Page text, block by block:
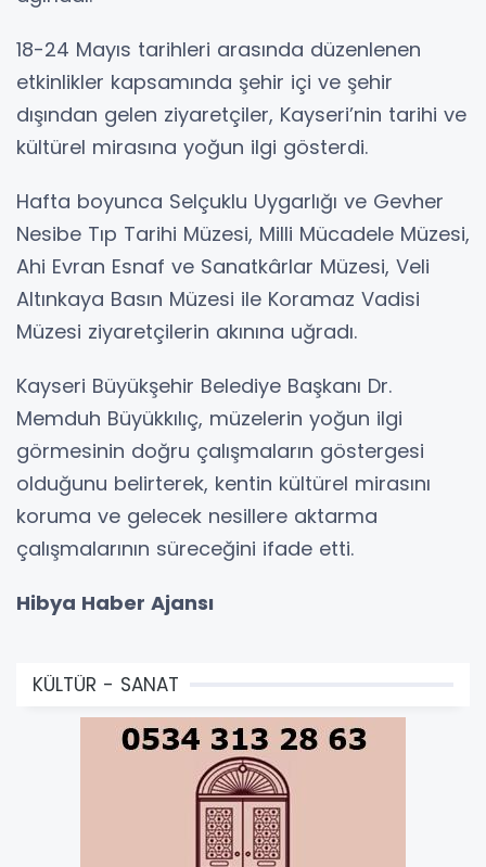
18-24 Mayıs tarihleri arasında düzenlenen
etkinlikler kapsamında şehir içi ve şehir
dışından gelen ziyaretçiler, Kayseri’nin tarihi ve
kültürel mirasına yoğun ilgi gösterdi.
Hafta boyunca Selçuklu Uygarlığı ve Gevher
Nesibe Tıp Tarihi Müzesi, Milli Mücadele Müzesi,
Ahi Evran Esnaf ve Sanatkârlar Müzesi, Veli
Altınkaya Basın Müzesi ile Koramaz Vadisi
Müzesi ziyaretçilerin akınına uğradı.
Kayseri Büyükşehir Belediye Başkanı Dr.
Memduh Büyükkılıç, müzelerin yoğun ilgi
görmesinin doğru çalışmaların göstergesi
olduğunu belirterek, kentin kültürel mirasını
koruma ve gelecek nesillere aktarma
çalışmalarının süreceğini ifade etti.
Hibya Haber Ajansı
KÜLTÜR - SANAT